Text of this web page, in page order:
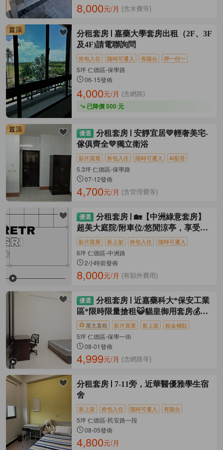
8,000元/月 (含水費等)
分租套房
嘉藥大學套房出租（2F、3F
及4F)請電聯詢問
拎包入住 隨時可遷入 有陽台 押一付一
5坪 仁德區-保學路
06-15發佈
4,000元/月 (含網路)
已降價 500 元
分租套房
安靜宜居💛輕奢美宅-
傢俱齊全💛獨立衛浴
影片賞屋 拎包入住 隨時可遷入 AI影音
5.3坪 仁德區-保學路
07-12發佈
4,700元/月 (含管理費等)
分租套房
🏡【中洲綠意套房】
超美大庭院/附車位/悠閒涼亭，享受慢
活
影片賞屋 新上架 拎包入住 隨時可遷入
6坪 仁德區-中洲路
2小時前發佈
8,000元/月 (有額外費用)
分租套房
近嘉藥科大*保安工業
區*限時限量搶租😺貓皇御用套房💰可
租屋主直租 影片賞屋 新上架 租金補貼
5坪 仁德區-保學一街
08-01發佈
4,999元/月 (含網路等)
分租套房
7-11旁，近華醫優雅學生宿
舍
新上架 拎包入住 隨時可遷入 有陽台
5坪 仁德區-民安路一段
08-05發佈
4,800元/月